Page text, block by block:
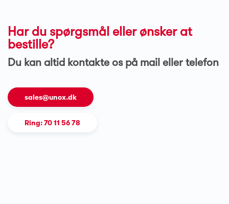
Har du spørgsmål eller ønsker at
bestille?
Du kan altid kontakte os på mail eller telefon
sales@unox.dk
Ring: 70 11 56 78